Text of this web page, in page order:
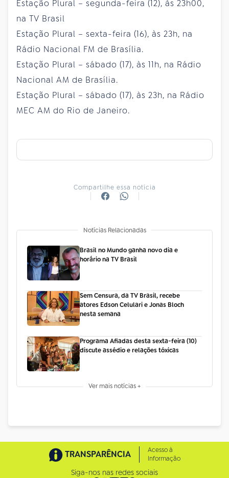
Estação Plural – segunda-feira (12), às 23h00,
na TV Brasil
Estação Plural – sexta-feira (16), às 23h, na
Rádio Nacional FM de Brasília.
Estação Plural – sábado (17), às 11h, na Rádio
Nacional AM de Brasília.
Estação Plural – sábado (17), às 23h, na Rádio
MEC AM do Rio de Janeiro.
Compartilhe essa notícia
Notícias Relacionadas
Brasil no Mundo ganha novo dia e
horário na TV Brasil
Sem Censura, da TV Brasil, recebe
atores Edson Celulari e Jonas Bloch
nesta semana
Programa Afiadas desta sexta-feira (10)
discute assédio e relações tóxicas
Ver mais notícias +
TRANSPARÊNCIA
Acesso à
Informação
Siga-nos nas redes sociais